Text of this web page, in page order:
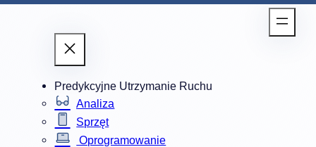
Predykcyjne Utrzymanie Ruchu
Analiza
Sprzęt
Oprogramowanie